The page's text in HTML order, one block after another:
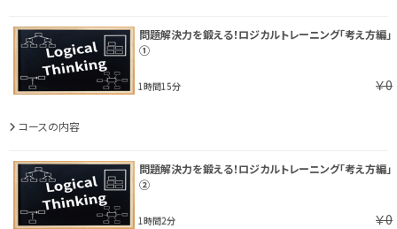
問題解決力を鍛える！ロジカルトレーニング「考え方編」
①
1時間15分 ￥0
コースの内容
問題解決力を鍛える！ロジカルトレーニング「考え方編」
②
1時間2分 ￥0